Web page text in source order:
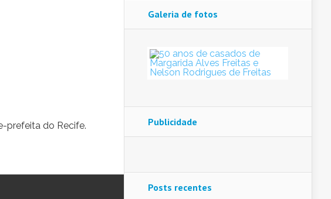
prefeita do Recife.
Galeria de fotos
Publicidade
Posts recentes